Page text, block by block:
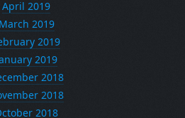
April 2019
March 2019
2019
2019
2018
2018
2018